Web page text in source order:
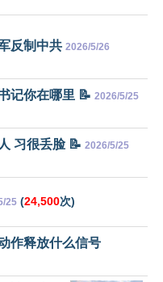
反制中共 2026/5/26
记你在哪里 📝 2026/5/25
习很丢脸 📝 2026/5/25
25 (24,500次)
作释放什么信号